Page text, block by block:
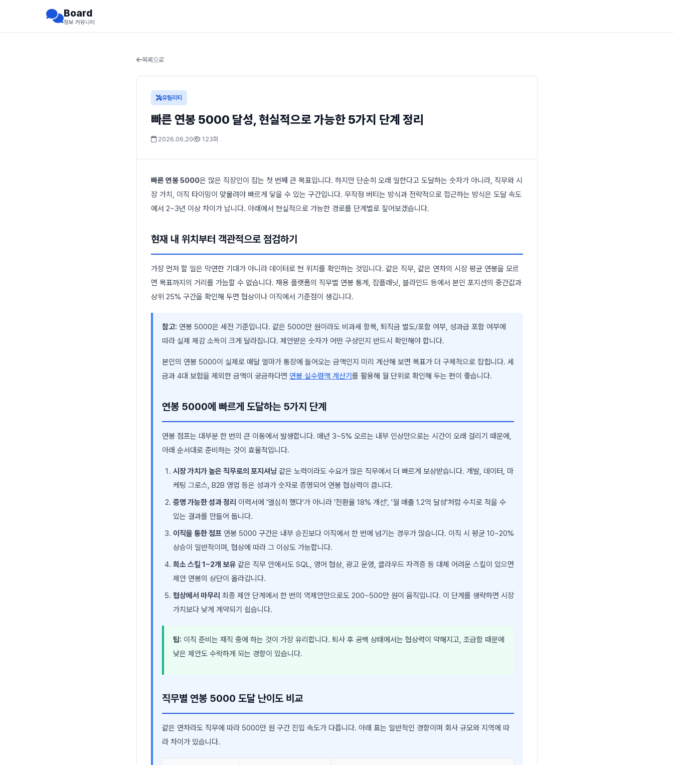
Board
정보 커뮤니티
목록으로
유틸리티
빠른 연봉 5000 달성, 현실적으로 가능한 5가지 단계 정리
2026.06.20 123회
빠른 연봉 5000은 많은 직장인이 잡는 첫 번째 큰 목표입니다. 하지만 단순히 오래 일한다고 도달하는 숫자가 아니라, 직무와 시
장 가치, 이직 타이밍이 맞물려야 빠르게 닿을 수 있는 구간입니다. 무작정 버티는 방식과 전략적으로 접근하는 방식은 도달 속도
에서 2~3년 이상 차이가 납니다. 아래에서 현실적으로 가능한 경로를 단계별로 짚어보겠습니다.
현재 내 위치부터 객관적으로 점검하기
가장 먼저 할 일은 막연한 기대가 아니라 데이터로 현 위치를 확인하는 것입니다. 같은 직무, 같은 연차의 시장 평균 연봉을 모르
면 목표까지의 거리를 가늠할 수 없습니다. 채용 플랫폼의 직무별 연봉 통계, 잡플래닛, 블라인드 등에서 본인 포지션의 중간값과
상위 25% 구간을 확인해 두면 협상이나 이직에서 기준점이 생깁니다.
참고: 연봉 5000은 세전 기준입니다. 같은 5000만 원이라도 비과세 항목, 퇴직금 별도/포함 여부, 성과급 포함 여부에
따라 실제 체감 소득이 크게 달라집니다. 제안받은 숫자가 어떤 구성인지 반드시 확인해야 합니다.
본인의 연봉 5000이 실제로 매달 얼마가 통장에 들어오는 금액인지 미리 계산해 보면 목표가 더 구체적으로 잡힙니다. 세
금과 4대 보험을 제외한 금액이 궁금하다면 연봉 실수령액 계산기 를 활용해 월 단위로 확인해 두는 편이 좋습니다.
연봉 5000에 빠르게 도달하는 5가지 단계
연봉 점프는 대부분 한 번의 큰 이동에서 발생합니다. 매년 3~5% 오르는 내부 인상만으로는 시간이 오래 걸리기 때문에,
아래 순서대로 준비하는 것이 효율적입니다.
시장 가치가 높은 직무로의 포지셔닝 같은 노력이라도 수요가 많은 직무에서 더 빠르게 보상받습니다. 개발, 데이터, 마
케팅 그로스, B2B 영업 등은 성과가 숫자로 증명되어 연봉 협상력이 큽니다.
증명 가능한 성과 정리 이력서에 '열심히 했다'가 아니라 '전환율 18% 개선', '월 매출 1.2억 달성'처럼 수치로 적을 수
있는 결과를 만들어 둡니다.
이직을 통한 점프 연봉 5000 구간은 내부 승진보다 이직에서 한 번에 넘기는 경우가 많습니다. 이직 시 평균 10~20%
상승이 일반적이며, 협상에 따라 그 이상도 가능합니다.
희소 스킬 1~2개 보유 같은 직무 안에서도 SQL, 영어 협상, 광고 운영, 클라우드 자격증 등 대체 어려운 스킬이 있으면
제안 연봉의 상단이 올라갑니다.
협상에서 마무리 최종 제안 단계에서 한 번의 역제안만으로도 200~500만 원이 움직입니다. 이 단계를 생략하면 시장
가치보다 낮게 계약되기 쉽습니다.
팁: 이직 준비는 재직 중에 하는 것이 가장 유리합니다. 퇴사 후 공백 상태에서는 협상력이 약해지고, 조급함 때문에
낮은 제안도 수락하게 되는 경향이 있습니다.
직무별 연봉 5000 도달 난이도 비교
같은 연차라도 직무에 따라 5000만 원 구간 진입 속도가 다릅니다. 아래 표는 일반적인 경향이며 회사 규모와 지역에 따
라 차이가 있습니다.